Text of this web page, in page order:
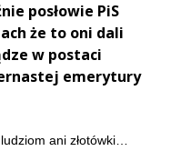
posłowie PiS
że to oni dali
w postaci
emerytury
ani złotówki…